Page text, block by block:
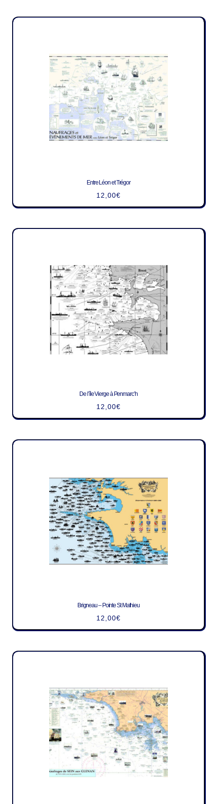
Entre Léon et Trégor
12,00€
De l’île Vierge à Penmarc’h
12,00€
Brigneau – Pointe St Mathieu
12,00€